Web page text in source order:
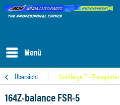
Menü
Übersicht Stahlfelge F - Transporter
164Z-balance FSR-5